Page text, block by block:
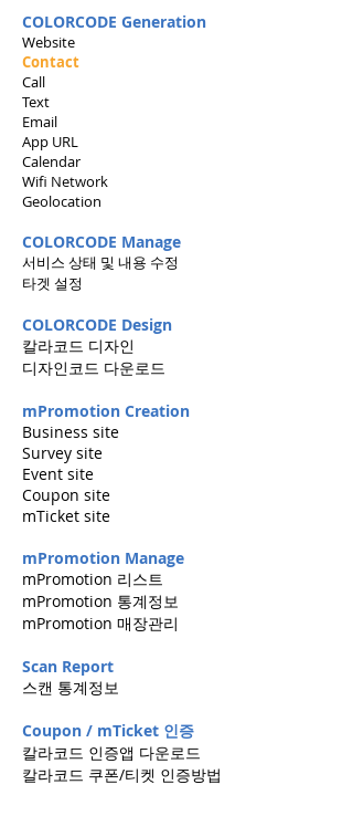
COLORCODE Generation
Website
Contact
Call
Text
Email
App URL
Calendar
Wifi Network
Geolocation
COLORCODE Manage
서비스 상태 및 내용 수정
타겟 설정
COLORCODE Design
칼라코드 디자인
디자인코드 다운로드
mPromotion Creation
Business site
Survey site
Event site
Coupon site
mTicket site
mPromotion Manage
mPromotion 리스트
mPromotion 통계정보
mPromotion 매장관리
Scan Report
스캔 통계정보
Coupon / mTicket 인증
칼라코드 인증앱 다운로드
칼라코드 쿠폰/티켓 인증방법